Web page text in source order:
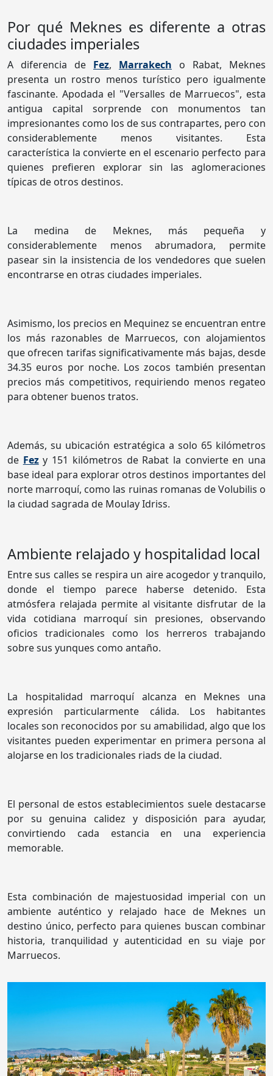
Por qué Meknes es diferente a otras
ciudades imperiales
A diferencia de Fez, Marrakech o Rabat, Meknes
presenta un rostro menos turístico pero igualmente
fascinante. Apodada el "Versalles de Marruecos", esta
antigua capital sorprende con monumentos tan
impresionantes como los de sus contrapartes, pero con
considerablemente menos visitantes. Esta
característica la convierte en el escenario perfecto para
quienes prefieren explorar sin las aglomeraciones
típicas de otros destinos.
La medina de Meknes, más pequeña y
considerablemente menos abrumadora, permite
pasear sin la insistencia de los vendedores que suelen
encontrarse en otras ciudades imperiales.
Asimismo, los precios en Mequinez se encuentran entre
los más razonables de Marruecos, con alojamientos
que ofrecen tarifas significativamente más bajas, desde
34.35 euros por noche. Los zocos también presentan
precios más competitivos, requiriendo menos regateo
para obtener buenos tratos.
Además, su ubicación estratégica a solo 65 kilómetros
de Fezy 151 kilómetros de Rabat la convierte en una
base ideal para explorar otros destinos importantes del
norte marroquí, como las ruinas romanas de Volubilis o
la ciudad sagrada de Moulay Idriss.
Ambiente relajado y hospitalidad local
Entre sus calles se respira un aire acogedor y tranquilo,
donde el tiempo parece haberse detenido. Esta
atmósfera relajada permite al visitante disfrutar de la
vida cotidiana marroquí sin presiones, observando
oficios tradicionales como los herreros trabajando
sobre sus yunques como antaño.
La hospitalidad marroquí alcanza en Meknes una
expresión particularmente cálida. Los habitantes
locales son reconocidos por su amabilidad, algo que los
visitantes pueden experimentar en primera persona al
alojarse en los tradicionales riads de la ciudad.
El personal de estos establecimientos suele destacarse
por su genuina calidez y disposición para ayudar,
convirtiendo cada estancia en una experiencia
memorable.
Esta combinación de majestuosidad imperial con un
ambiente auténtico y relajado hace de Meknes un
destino único, perfecto para quienes buscan combinar
historia, tranquilidad y autenticidad en su viaje por
Marruecos.